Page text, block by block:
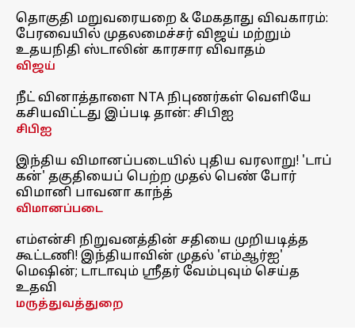
தொகுதி மறுவரையறை & மேகதாது விவகாரம்:
பேரவையில் முதலமைச்சர் விஜய் மற்றும்
உதயநிதி ஸ்டாலின் காரசார விவாதம்
விஜய்
நீட் வினாத்தாளை NTA நிபுணர்கள் வெளியே
கசியவிட்டது இப்படி தான்: சிபிஐ
சிபிஐ
இந்திய விமானப்படையில் புதிய வரலாறு! 'டாப்
கன்' தகுதியைப் பெற்ற முதல் பெண் போர்
விமானி பாவனா காந்த்
விமானப்படை
எம்என்சி நிறுவனத்தின் சதியை முறியடித்த
கூட்டணி! இந்தியாவின் முதல் 'எம்ஆர்ஐ'
மெஷின்; டாடாவும் ஸ்ரீதர் வேம்புவும் செய்த
உதவி
மருத்துவத்துறை